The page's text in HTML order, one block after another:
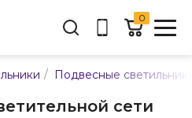
45
0
/ Подвесные
сети